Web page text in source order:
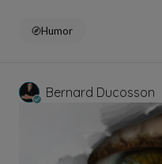
Humor
Bernard Ducosson